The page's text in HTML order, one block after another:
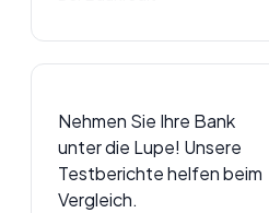
Nehmen Sie Ihre Bank
unter die Lupe! Unsere
Testberichte helfen beim
Vergleich.